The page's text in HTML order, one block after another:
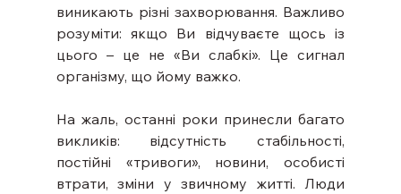
виникають різні захворювання. Важливо
розуміти: якщо Ви відчуваєте щось із
цього – це не «Ви слабкі». Це сигнал
організму, що йому важко.
На жаль, останні роки принесли багато
викликів: відсутність стабільності,
постійні «тривоги», новини, особисті
втрати, зміни у звичному житті. Люди